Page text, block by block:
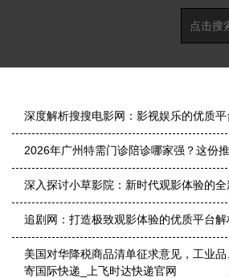
深度解析搜搜电影网：影视娱乐的优质
2026年广州特需门诊陪诊哪家强？这份
深入探讨小草影院：新时代观影体验的
追剧网：打造极致观影体验的优质平台解
美国对华降税商品清单征求意见，工业
寄国际快递_上飞时达快递官网